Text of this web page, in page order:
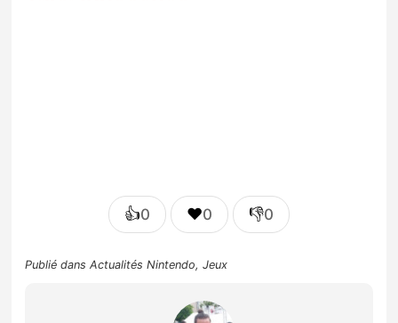
👍0 ❤️0 👎0
Publié dansActualités Nintendo,Jeux